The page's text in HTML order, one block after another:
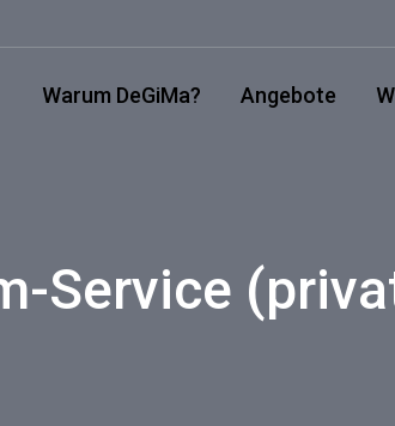
Warum DeGiMa? Angebote
Service